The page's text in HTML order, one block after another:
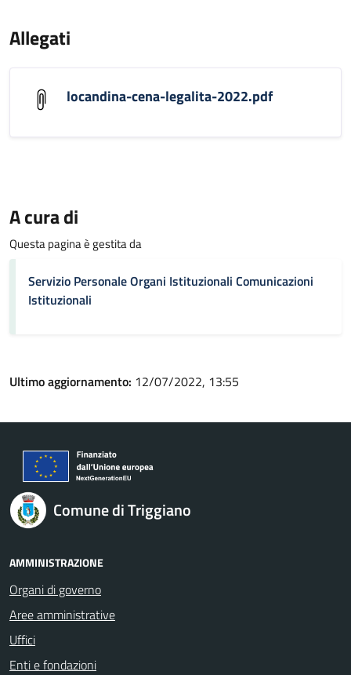
Allegati
locandina-cena-legalita-2022.pdf
A cura di
Questa pagina è gestita da
Servizio Personale Organi Istituzionali Comunicazioni
Istituzionali
Ultimo aggiornamento: 12/07/2022, 13:55
Comune di Triggiano
AMMINISTRAZIONE
Organi di governo
Aree amministrative
Uffici
Enti e fondazioni